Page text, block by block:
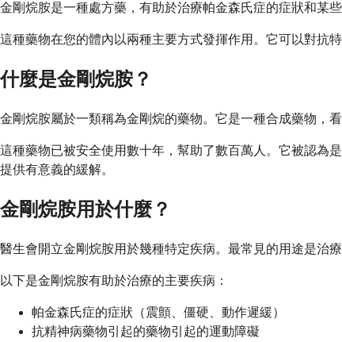
金剛烷胺是一種處方藥，有助於治療帕金森氏症的症狀和某
這種藥物在您的體內以兩種主要方式發揮作用。它可以對抗
什麼是金剛烷胺？
金剛烷胺屬於一類稱為金剛烷的藥物。它是一種合成藥物，
這種藥物已被安全使用數十年，幫助了數百萬人。它被認為
提供有意義的緩解。
金剛烷胺用於什麼？
醫生會開立金剛烷胺用於幾種特定疾病。最常見的用途是治
以下是金剛烷胺有助於治療的主要疾病：
帕金森氏症的症狀（震顫、僵硬、動作遲緩）
抗精神病藥物引起的藥物引起的運動障礙